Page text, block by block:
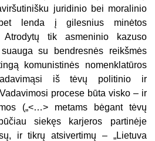
juridinio bei moralinio
lenda į gilesnius minėtos
Atrodytų tik asmeninio kazuso
su bendresnės reikšmės
komunistinės nomenklatūros
iš tėvų politinio ir
procese būta visko – ir
(„<…> metams bėgant tėvų
siekęs karjeros partinėje
ir tikrų atsivertimų – „Lietuva